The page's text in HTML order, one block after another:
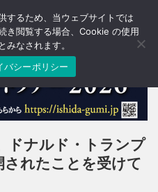
T
o
a
v
i
g
a
ドナルド・トランプ
れたことを受けて
するため、当ウェブサイトでは
き閲覧する場合、Cookie の使用
みなされます。
バシーポリシー